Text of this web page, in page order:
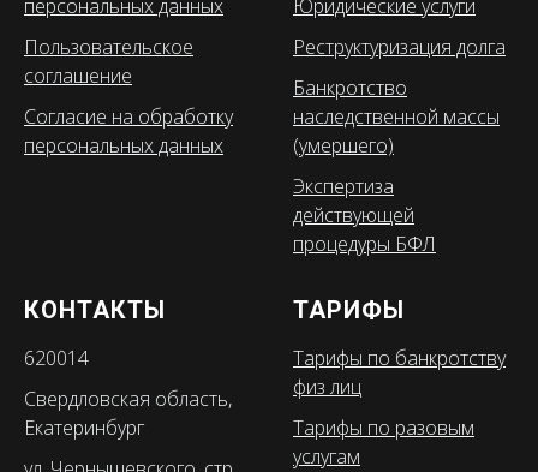
персональных данных
Пользовательское
соглашение
Согласие на обработку
персональных данных
Юридические услуги
Реструктуризация долга
Банкротство
наследственной массы
(умершего)
Экспертиза
действующей
процедуры БФЛ
КОНТАКТЫ
620014
Свердловская область,
Екатеринбург
ТАРИФЫ
Тарифы по банкротству
физ лиц
Тарифы по разовым
услугам